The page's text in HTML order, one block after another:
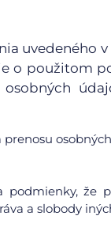
uvedeného
o použitom
podmienky, že
a slobody